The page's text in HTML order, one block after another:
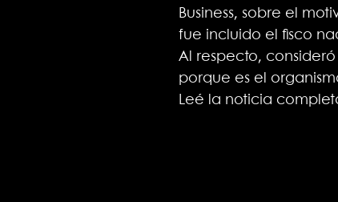
Business, sobre el
fue incluido el fisco
Al respecto,
porque es el
Leé la noticia